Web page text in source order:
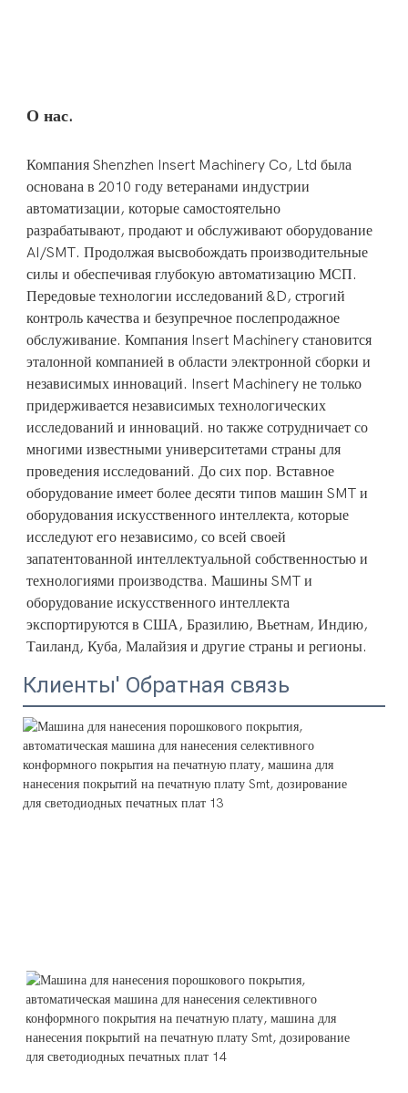
Компания Shenzhen Insert Machinery Co, Ltd была
основана в 2010 году ветеранами индустрии
автоматизации, которые самостоятельно
разрабатывают, продают и обслуживают оборудование
AI/SMT. Продолжая высвобождать производительные
силы и обеспечивая глубокую автоматизацию МСП.
Передовые технологии исследований &D, строгий
контроль качества и безупречное послепродажное
обслуживание. Компания Insert Machinery становится
эталонной компанией в области электронной сборки и
независимых инноваций. Insert Machinery не только
придерживается независимых технологических
исследований и инноваций. но также сотрудничает со
многими известными университетами страны для
проведения исследований. До сих пор. Вставное
оборудование имеет более десяти типов машин SMT и
оборудования искусственного интеллекта, которые
исследуют его независимо, со всей своей
запатентованной интеллектуальной собственностью и
технологиями производства. Машины SMT и
оборудование искусственного интеллекта
экспортируются в США, Бразилию, Вьетнам, Индию,
Клиенты' Обратная связь